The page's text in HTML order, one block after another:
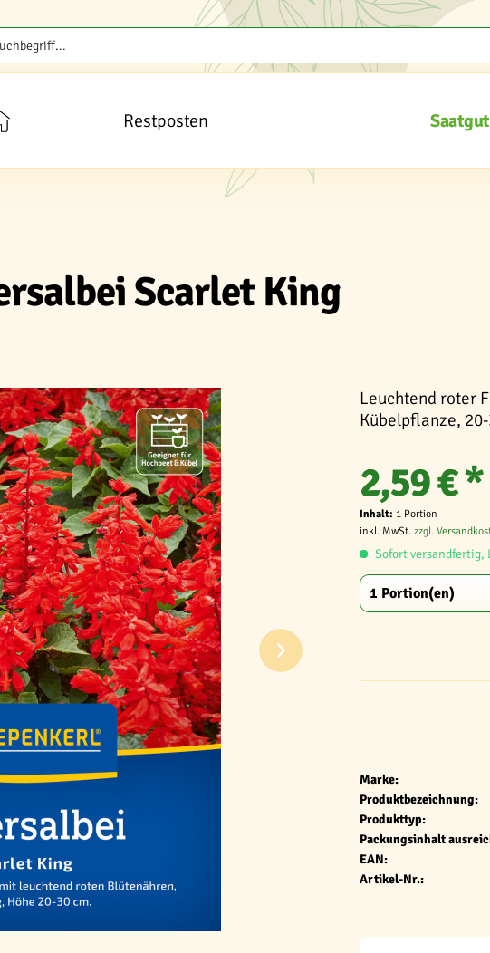
Restposten Saatgut
Scarlet King
Leuchtend roter
Kübelpflanze,
Marke:
Produktbezeichnung:
Produkttyp:
Packungsinhalt
EAN:
Artikel-Nr.:
2,59 € *
Inhalt: 1 Portion
inkl. MwSt. zzgl.
Sofort versandfertig,